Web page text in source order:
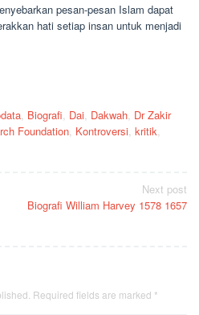
pesan-pesan Islam dapat
hati setiap insan untuk menjadi
, Biografi, Dai, Dakwah, Dr Zakir
Foundation, Kontroversi, kritik,
Next post
Biografi William Harvey 1578 1657
Required fields are marked *